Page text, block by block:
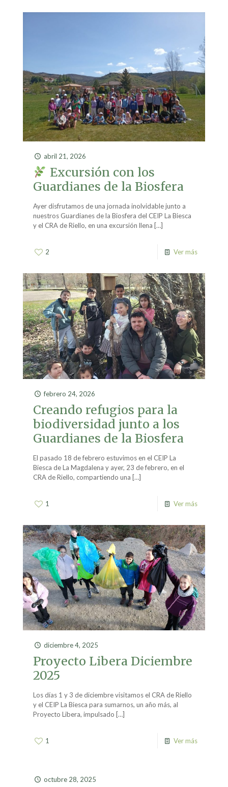
abril 21, 2026
Excursión con los
Guardianes de la Biosfera
Ayer disfrutamos de una jornada inolvidable junto a
nuestros Guardianes de la Biosfera del CEIP La Biesca
y el CRA de Riello, en una excursión llena […]
2 Ver más
febrero 24, 2026
Creando refugios para la
biodiversidad junto a los
Guardianes de la Biosfera
El pasado 18 de febrero estuvimos en el CEIP La
Biesca de La Magdalena y ayer, 23 de febrero, en el
CRA de Riello, compartiendo una […]
1 Ver más
diciembre 4, 2025
Proyecto Libera Diciembre
2025
Los días 1 y 3 de diciembre visitamos el CRA de Riello
y el CEIP La Biesca para sumarnos, un año más, al
Proyecto Libera, impulsado […]
1 Ver más
octubre 28, 2025